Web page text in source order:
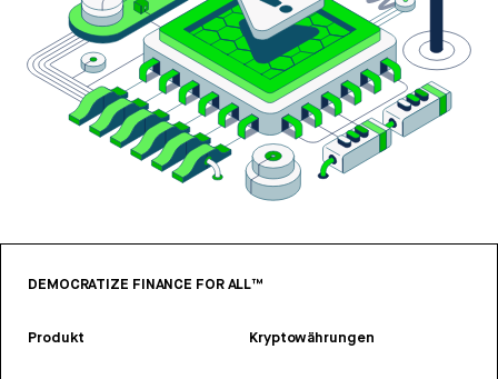
DEMOCRATIZE FINANCE FOR ALL™
Produkt Kryptowährungen